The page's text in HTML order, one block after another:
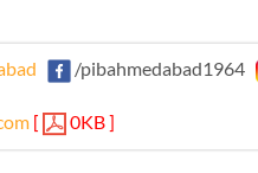
/pibahmedabad1964
[ 0KB ]